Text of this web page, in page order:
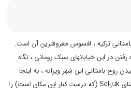
ترکیه ، افسوس معروفترین آن است.
رفتن در این خیابانهای سبک رومانی ، نگاه
روح باستانی این شهر ویرانه ، به اینجا
می‌آیند. بیشتر مسافران ، روستای Selçuk (که درست کنار این مکان است) را